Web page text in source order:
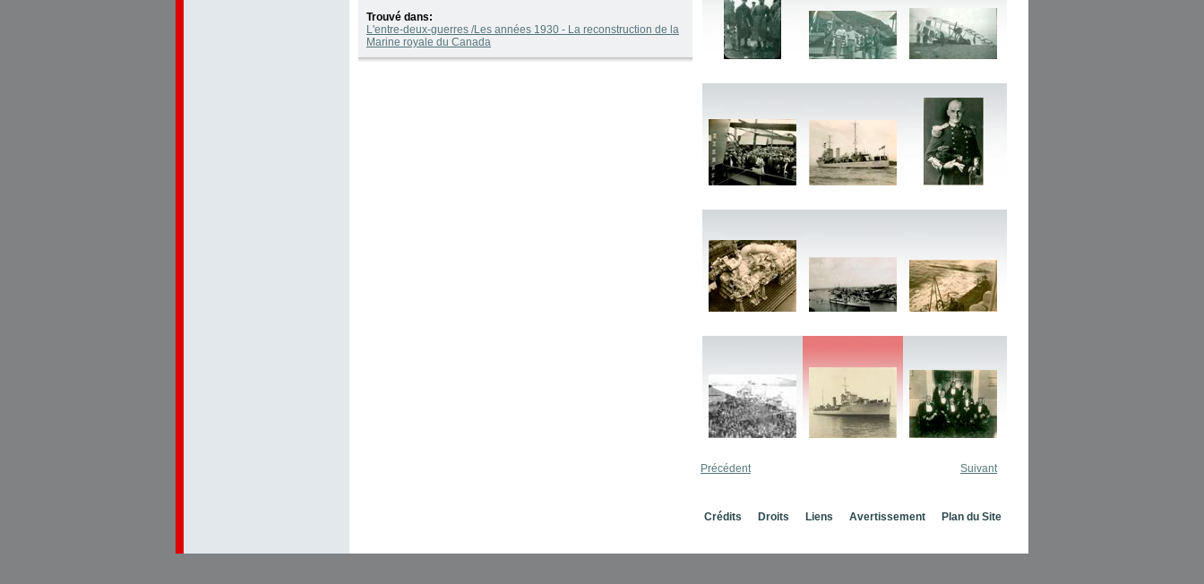
Trouvé dans:
L'entre-deux-guerres /Les années 1930 - La reconstruction de la
Marine royale du Canada
Précédent Suivant
Crédits Droits Liens Avertissement Plan du Site